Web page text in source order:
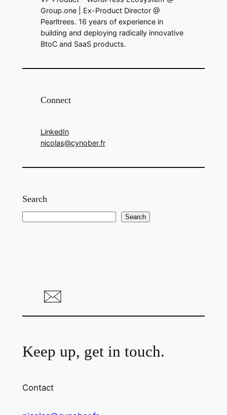
Group.one | Ex-Product Director @
Pearltrees. 16 years of experience in
building and deploying radically innovative
BtoC and SaaS products.
Connect
LinkedIn
nicolas@cynober.fr
Search
Search
Keep up, get in touch.
Contact